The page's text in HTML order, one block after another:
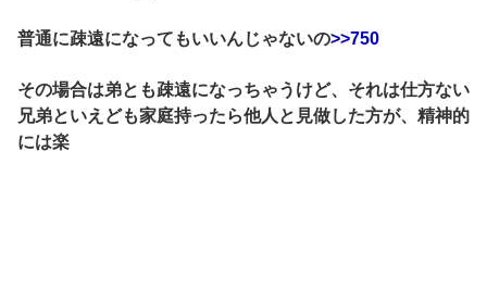
普通に疎遠になってもいいんじゃないの>>750
その場合は弟とも疎遠になっちゃうけど、それは仕方ない
兄弟といえども家庭持ったら他人と見做した方が、精神的
には楽